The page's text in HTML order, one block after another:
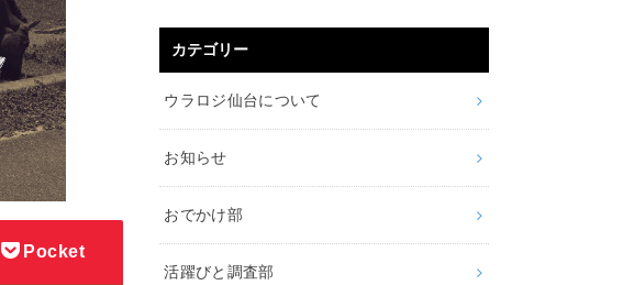
Pocket
カテゴリー
ウラロジ仙台について
お知らせ
おでかけ部
活躍びと調査部